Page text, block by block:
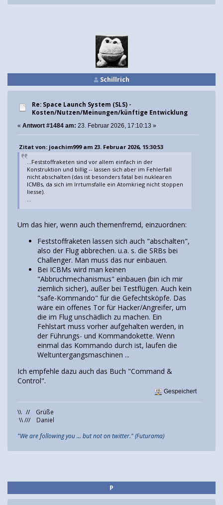
Schillrich
Re: Space Launch System (SLS) -
Kosten/Nutzen/Meinungen/künftige Entwicklung
« Antwort #1484 am: 23. Februar 2026, 17:10:13 »
Zitat von: joachim999 am 23. Februar 2026, 15:30:53
...Feststoffraketen sind vor allem einfach in der
Konstruktion und billig -- lassen sich aber im Fehlerfall
nicht abschalten (das ist besonders fatal bei nuklearen
ICMBs, da sich im Irrtumsfalle ein Atomkrieg nicht stoppen
liesse).
Um das hier, wenn auch themenfremd, einzuordnen:
Feststoffraketen lassen sich auch "abschalten",
also der Flug abbrechen. u.a. s. die SRBs bei
Challenger. Man muss das nur einbauen.
Bei ICBMs wird man keinen
"Abbruchmechanismus" einbauen (bin ich mir
ziemlich sicher), außer bei Testflügen. Auch kein
"safe-Kommando" für die Gefechtsköpfe. Das
wäre ein offenes Tor für Hacker/Angreifer, um
die im Flug unschädlich zu machen. Ein
Fehlstart muss vorher aufgehalten werden, in
der Führungs- und Kommandokette. Wenn
einmal das Kommando durch ist, laufen die
Weltuntergangsmaschinen ...
Ich empfehle dazu auch das Buch "Command &
Control".
Gespeichert
\\ // Grüße
\\ /// Daniel
"We are following you ... but not on twitter." (Futurama)
P